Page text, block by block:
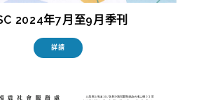
2024年7月至9月季刊
詳請